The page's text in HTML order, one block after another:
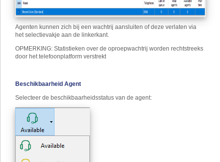
Agenten kunnen zich bij een wachtrij aansluiten of deze verlaten via
het selectievakje aan de linkerkant.
OPMERKING: Statistieken over de oproepwachtrij worden rechtstreeks
door het telefoonplatform verstrekt
Beschikbaarheid Agent
Selecteer de beschikbaarheidsstatus van de agent: